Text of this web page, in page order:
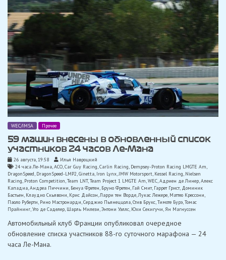
WEC/IMSA Прочее
59 машин внесены в обновленный список
участников 24 часов Ле-Мана
26 августа, 19:58
Илья Навроцкий
24 часа Ле-Мана,ACO,Car Guy Racing,Carlin Racing, Dempsey-Proton Racing LMGTE Am
DragonSpeed, DragonSpeed-LMP2,Ginetta, Iron Lynx,JMW Motorsport, Kessel Racing, Nielsen
Racing, Proton Competition,Team LNT,Team Project 1 LMGTE Am,WEC,Адриен де Линер,Алекс
Кападиа,Андреа Пиччини, Бенуа Фретен, Бруно Фретен, Гай Смит, Гаррет Грист, Доминик
Бастьен, Клаудио Скьявони, Крис Дайсон,Ларри тен Ворде,Лукас Лежере, Маттео Крессони
Паоло Руберти, Рино Мастронарди,Серджио Пьянеццола,Стив Брукс,Тимоте Бурэ,Томас
Прайнинг,Уго де Саделер, Шарль Милези,Энтони Уэллс, Юхи Секигучи,Ян Магнуссен
Автомобильный клуб Франции опубликовал очередное
обновление списка участников 88-го суточного марафона — 24
часа Ле-Мана.